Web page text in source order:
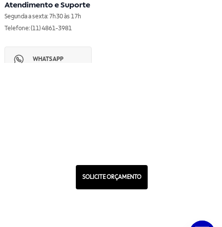
SOLICITE ORÇAMENTO
Atendimento e Suporte
Segunda a sexta: 7h30 às 17h
Telefone: (11) 4861-3981
WHATSAPP